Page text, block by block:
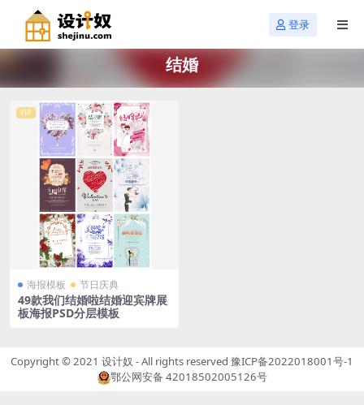
登录
结婚
VIP
海报模板 节日庆典
49款我们结婚啦结婚迎宾牌展
板海报PSD分层模板
Copyright © 2021 设计奴 - All rights reserved 豫ICP备2022018001号-1
鄂公网安备 42018502005126号